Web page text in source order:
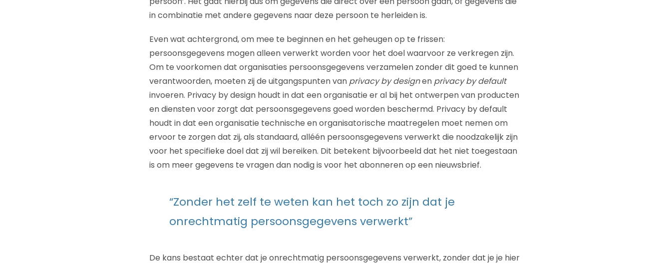
in combinatie met andere gegevens naar deze persoon te herleiden is.
Even wat achtergrond, om mee te beginnen en het geheugen op te frissen:
persoonsgegevens mogen alleen verwerkt worden voor het doel waarvoor ze verkregen zijn.
Om te voorkomen dat organisaties persoonsgegevens verzamelen zonder dit goed te kunnen
verantwoorden, moeten zij de uitgangspunten van privacy by designen privacy by default
invoeren. Privacy by design houdt in dat een organisatie er al bij het ontwerpen van producten
en diensten voor zorgt dat persoonsgegevens goed worden beschermd. Privacy by default
houdt in dat een organisatie technische en organisatorische maatregelen moet nemen om
ervoor te zorgen dat zij, als standaard, alléén persoonsgegevens verwerkt die noodzakelijk zijn
voor het specifieke doel dat zij wil bereiken. Dit betekent bijvoorbeeld dat het niet toegestaan
is om meer gegevens te vragen dan nodig is voor het abonneren op een nieuwsbrief.
“Zonder het zelf te weten kan het toch zo zijn dat je
onrechtmatig persoonsgegevens verwerkt”
De kans bestaat echter dat je onrechtmatig persoonsgegevens verwerkt, zonder dat je je hier